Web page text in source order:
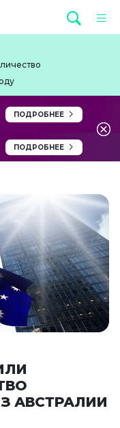
ПОДРОБНЕЕ
ПОДРОБНЕЕ
АВСТРАЛИИ